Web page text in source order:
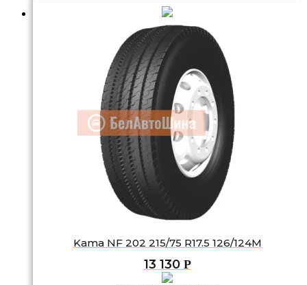
Kama NF 202 215/75 R17.5 126/124M
13 130 Р